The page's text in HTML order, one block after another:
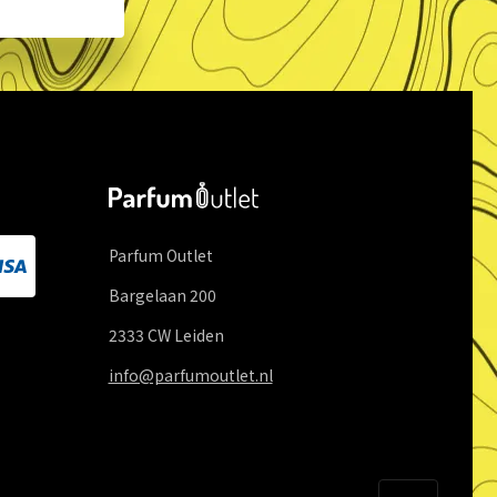
Parfum Outlet
Bargelaan 200
2333 CW Leiden
info@parfumoutlet.nl